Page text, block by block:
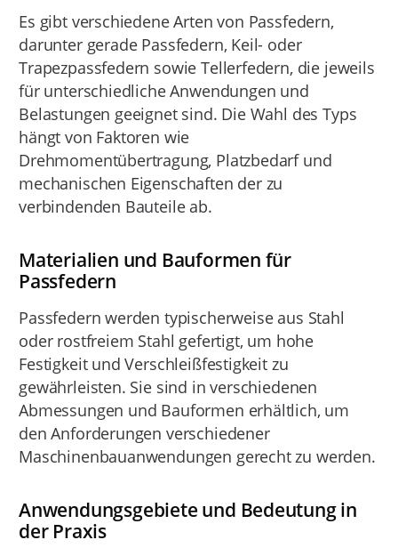
Es gibt verschiedene Arten von Passfedern,
darunter gerade Passfedern, Keil- oder
Trapezpassfedern sowie Tellerfedern, die jeweils
für unterschiedliche Anwendungen und
Belastungen geeignet sind. Die Wahl des Typs
hängt von Faktoren wie
Drehmomentübertragung, Platzbedarf und
mechanischen Eigenschaften der zu
verbindenden Bauteile ab.
Materialien und Bauformen für
Passfedern
Passfedern werden typischerweise aus Stahl
oder rostfreiem Stahl gefertigt, um hohe
Festigkeit und Verschleißfestigkeit zu
gewährleisten. Sie sind in verschiedenen
Abmessungen und Bauformen erhältlich, um
den Anforderungen verschiedener
Maschinenbauanwendungen gerecht zu werden.
Anwendungsgebiete und Bedeutung in
der Praxis